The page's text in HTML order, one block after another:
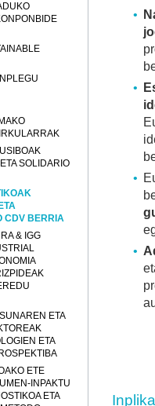
SOLIDARIO
CDV BERRIA
& IGG
ETA
ETA
ETE
INPAKTU
ETA